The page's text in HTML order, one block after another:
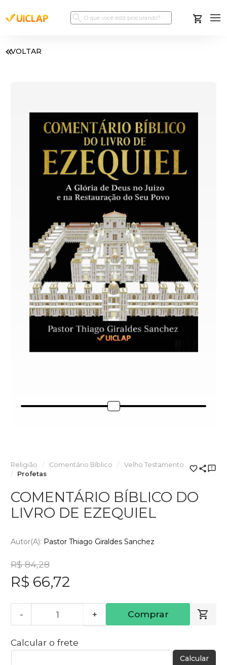
VOLTAR
Religião Comentário Bíblico
Velho Testamento
Profetas
COMENTÁRIO BÍBLICO DO
LIVRO DE EZEQUIEL
Autor(a): Pastor Thiago Giraldes Sanchez
R$ 84,28
R$ 66,72
- + Comprar
Calcular o frete
Calcular